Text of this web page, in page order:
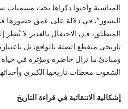
المناسبة وأحيوا ذكراها تحت مسميات
النشور”، في دلالة على عمق حضورها
المنطلق، فإن الاحتفال بالغدير لا يُنظر
تاريخي منقطع الصلة بالواقع، بل
ومبادئ ما تزال حاضرة ومؤثرة في حياة
الشعوب محطات تاريخها الكبرى
إشكالية الانتقائية في قراءة التاريخ